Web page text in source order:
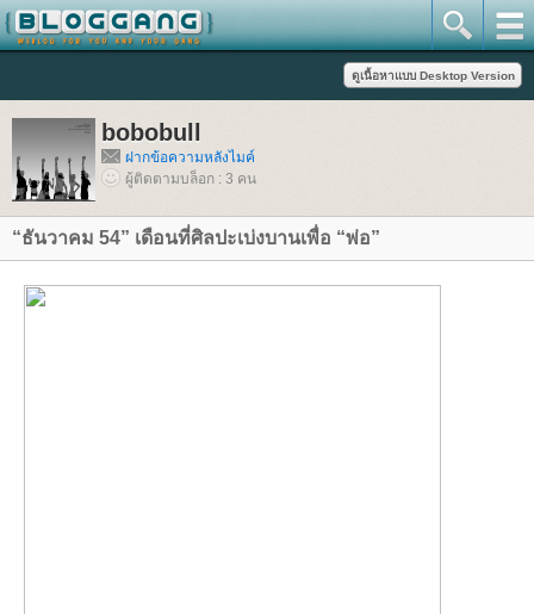
bobobull
ฝากข้อความหลังไมค์
ผู้ติดตามบล็อก : 3 คน
“ธันวาคม 54” เดือนที่ศิลปะเบ่งบานเพื่อ “พ่อ”